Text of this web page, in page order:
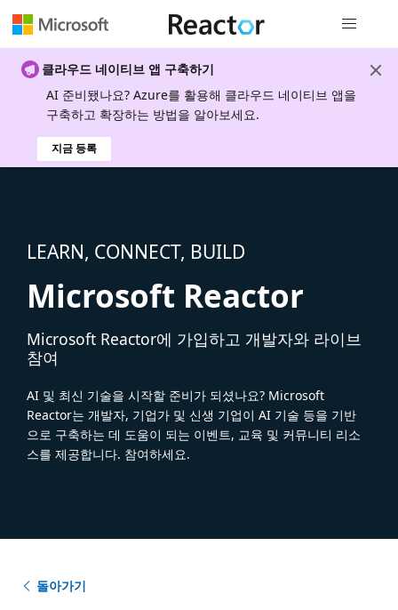
클라우드 네이티브 앱 구축하기
AI 준비됐나요? Azure를 활용해 클라우드 네이티브 앱을
구축하고 확장하는 방법을 알아보세요.
지금 등록
LEARN, CONNECT, BUILD
Microsoft Reactor
Microsoft Reactor에 가입하고 개발자와 라이브
참여
AI 및 최신 기술을 시작할 준비가 되셨나요? Microsoft
Reactor는 개발자, 기업가 및 신생 기업이 AI 기술 등을 기반
으로 구축하는 데 도움이 되는 이벤트, 교육 및 커뮤니티 리소
스를 제공합니다. 참여하세요.
돌아가기